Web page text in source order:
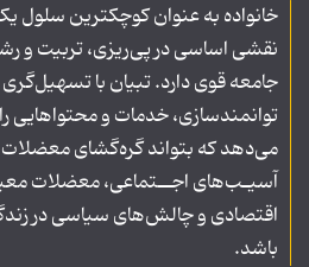
خانواده به عنوان کوچکترین سلول
نقشی اساسی در پی‌ریزی، تربیت و
جامعه قوی دارد. تبیان با
توانمندسازی، خدمات و محتواهایی را
می‌دهد که بتواند گره‌گشای
آسیـب‌های اجــتماعی، معضلات
اقتصادی و چالش‌های سیاسی در
باشد.